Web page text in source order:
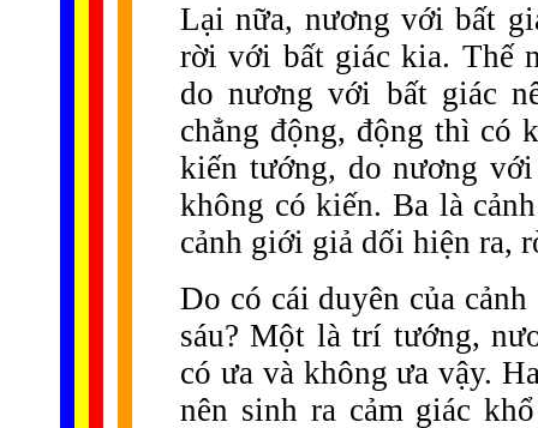
Lại nữa, nương với bất
rời với bất giác kia. Thế
do nương với bất giác
chẳng động, động thì có
kiến tướng, do nương
không có kiến. Ba là
cảnh giới giả dối hiện ra,
Do có cái duyên của
sáu? Một là trí tướng,
có ưa và không ưa vậy.
nên sinh ra cảm giác